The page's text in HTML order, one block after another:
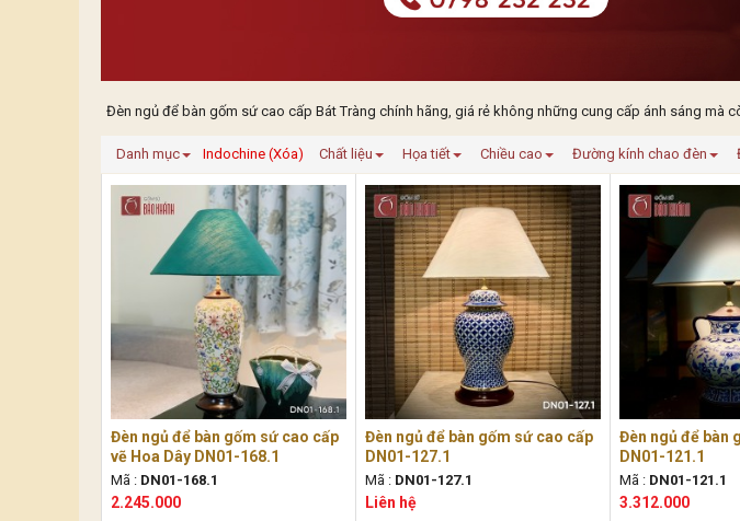
Đèn ngủ để bàn gốm sứ cao cấp Bát Tràng chính hãng, giá rẻ không những cung cấp ánh sáng mà
Danh mục Indochine (Xóa) Chất liệu Họa tiết Chiều cao Đường kính chao đèn
Đèn ngủ để bàn gốm sứ cao cấp
vẽ Hoa Dây DN01-168.1
Mã : DN01-168.1
2.245.000
Đèn ngủ để bàn gốm sứ cao cấp
DN01-127.1
Mã : DN01-127.1
Liên hệ
Đèn ngủ để bàn
DN01-121.1
Mã : DN01-121.1
3.312.000